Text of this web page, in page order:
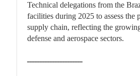
Technical delegations from the
facilities during 2025 to assess the
supply chain, reflecting the
defense and aerospace sectors.
ــــــــــــــــــــــ